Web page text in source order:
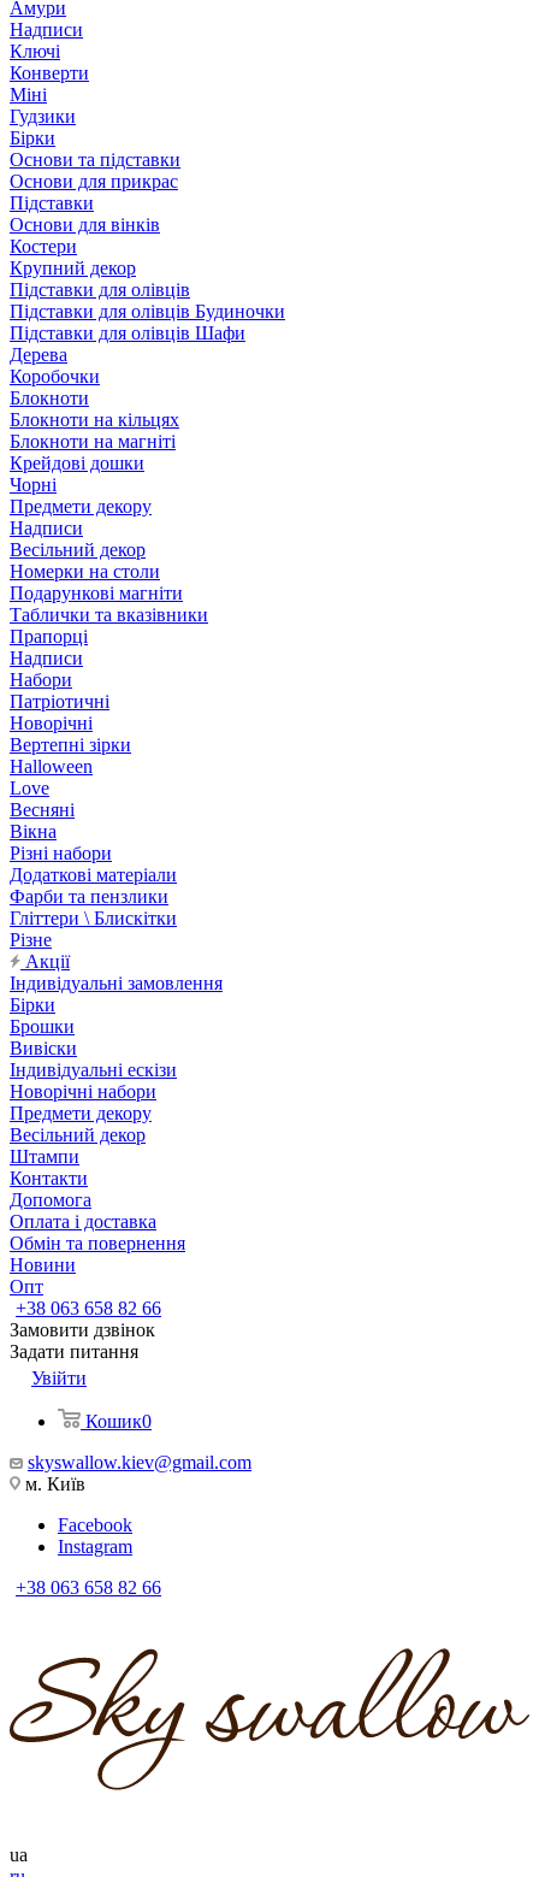
Амури
Надписи
Ключі
Конверти
Міні
Гудзики
Бірки
Основи та підставки
Основи для прикрас
Підставки
Основи для вінків
Костери
Крупний декор
Підставки для олівців
Підставки для олівців Будиночки
Підставки для олівців Шафи
Дерева
Коробочки
Блокноти
Блокноти на кільцях
Блокноти на магніті
Крейдові дошки
Чорні
Предмети декору
Надписи
Весільний декор
Номерки на столи
Подарункові магніти
Таблички та вказівники
Прапорці
Надписи
Набори
Патріотичні
Новорічні
Вертепні зірки
Halloween
Love
Весняні
Вікна
Різні набори
Додаткові матеріали
Фарби та пензлики
Гліттери \ Блискітки
Різне
Акції
Індивідуальні замовлення
Бірки
Брошки
Вивіски
Індивідуальні ескізи
Новорічні набори
Предмети декору
Весільний декор
Штампи
Контакти
Допомога
Оплата і доставка
Обмін та повернення
Новини
Опт
+38 063 658 82 66
Замовити дзвінок
Задати питання
Увійти
Кошик0
skyswallow.kiev@gmail.com
м. Київ
Facebook
Instagram
+38 063 658 82 66
ua